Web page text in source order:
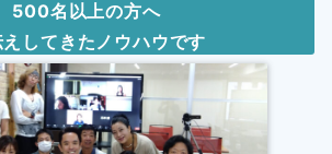
500名以上の方へ
えしてきたノウハウです